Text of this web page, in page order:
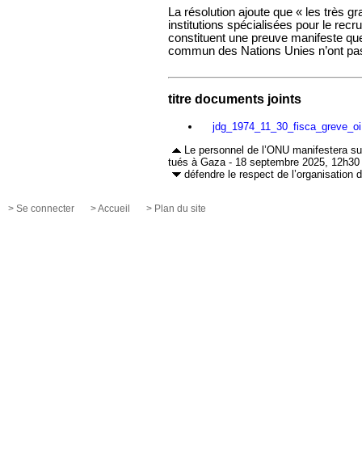
La résolution ajoute que « les très
institutions spécialisées pour le
constituent une preuve manifeste
commun des Nations Unies n’ont
titre documents joints
Le personnel de l’ONU manifestera
tués à Gaza - 18 septembre 2025, 12h30
défendre le respect de l’organisation
> Se connecter > Accueil > Plan du site